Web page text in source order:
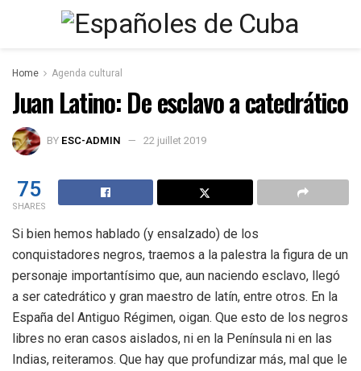
Home Agenda cultural
Juan Latino: De esclavo a catedrático
BY ESC-ADMIN 22 juillet 2019
75
SHARES
Si bien hemos hablado (y ensalzado) de los
conquistadores negros, traemos a la palestra la figura de un
personaje importantísimo que, aun naciendo esclavo, llegó
a ser catedrático y gran maestro de latín, entre otros. En la
España del Antiguo Régimen, oigan. Que esto de los negros
libres no eran casos aislados, ni en la Península ni en las
Indias, reiteramos. Que hay que profundizar más, mal que le